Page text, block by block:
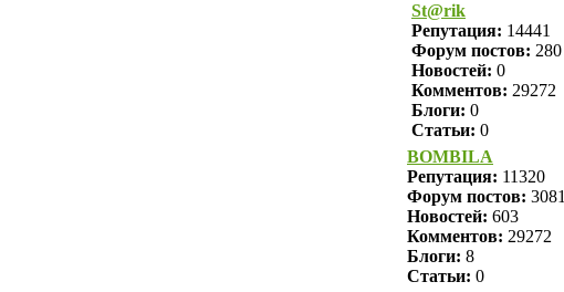
St@rik
Репутация: 14441
Форум постов: 280
Новостей: 0
Комментов: 29272
Блоги: 0
Статьи: 0
BOMBILA
Репутация: 11320
Форум постов: 3081
Новостей: 603
Комментов: 29272
Блоги: 8
Статьи: 0